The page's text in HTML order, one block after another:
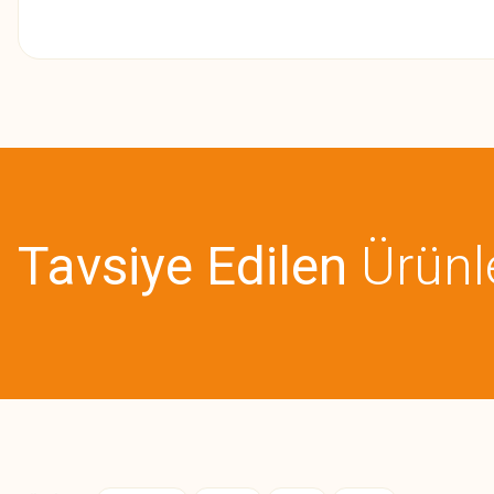
Ürün bilgilerinde hatalar bulunuyor.
Ürün fiyatı diğer sitelerden daha pahalı.
Tavsiye Edilen